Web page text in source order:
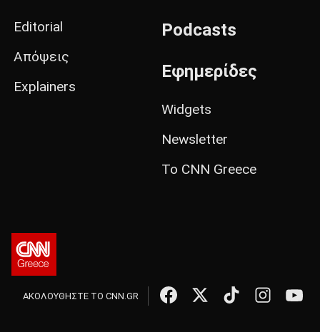
Editorial
Απόψεις
Explainers
Podcasts
Εφημερίδες
Widgets
Newsletter
Το CNN Greece
ΑΚΟΛΟΥΘΗΣΤΕ ΤΟ CNN.GR